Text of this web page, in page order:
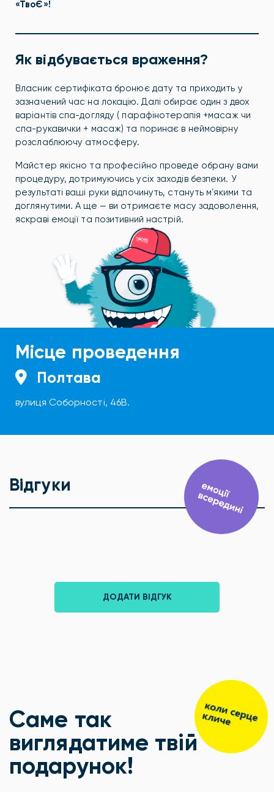
«ТвоЄ»!
Як відбувається враження?
Власник сертифіката бронює дату та приходить у
зазначений час на локацію. Далі обирає один з двох
варіантів спа-догляду ( парафінотерапія +масаж чи
спа-рукавички + масаж) та поринає в неймовірну
розслаблюючу атмосферу.
Майстер якісно та професійно проведе обрану вами
процедуру, дотримуючись усіх заходів безпеки. У
результаті ваші руки відпочинуть, стануть мʼякими та
доглянутими. А ще — ви отримаєте масу задоволення,
яскраві емоції та позитивний настрій.
Місце проведення
Полтава
вулиця Соборності, 46В.
Відгуки
ДОДАТИ ВІДГУК
Саме так
виглядатиме твій
подарунок!